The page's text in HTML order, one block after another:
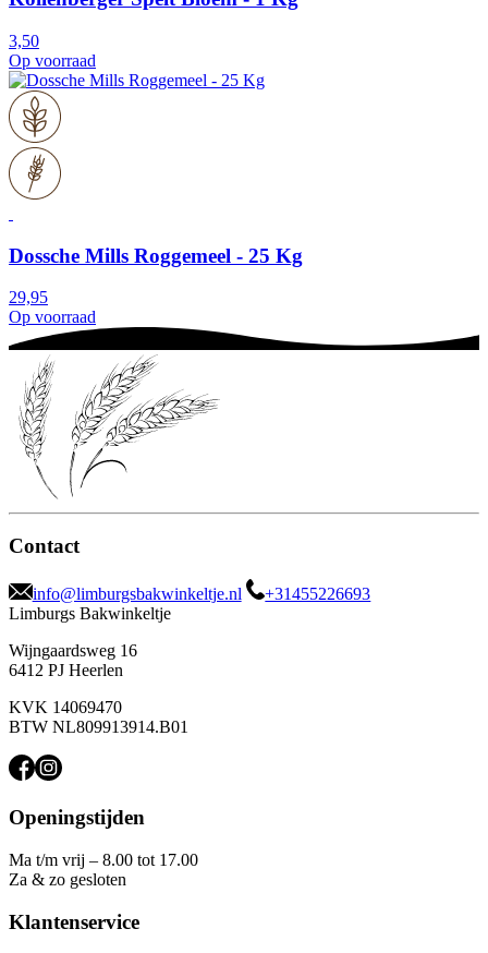
3,50
Op voorraad
Dossche Mills Roggemeel - 25 Kg
29,95
Op voorraad
Contact
info@limburgsbakwinkeltje.nl
+31455226693
Limburgs Bakwinkeltje
Wijngaardsweg 16
6412 PJ Heerlen
KVK 14069470
BTW NL809913914.B01
Openingstijden
Ma t/m vrij – 8.00 tot 17.00
Za & zo gesloten
Klantenservice